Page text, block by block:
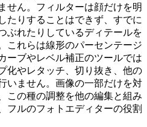
せん。フィルターは顔だけを明
たりすることはできず、すでに
ぶれたりしているディテールを
これらは線形のパーセンテージ
ーブやレベル補正のツールでは
化やレタッチ、切り抜き、他の
いません。画像の一部だけを対
この種の調整を他の編集と組み
フルのフォトエディターの役割